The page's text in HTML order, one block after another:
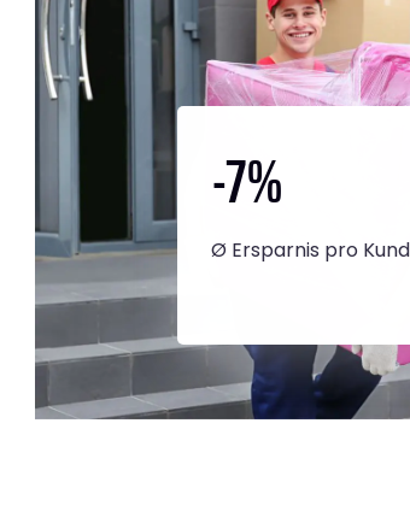
-7%
Ø Ersparnis pro